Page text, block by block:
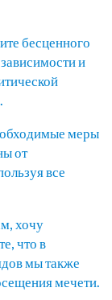
бесценного
и
меры
от
все
хочу
что в
мы также
мечети.